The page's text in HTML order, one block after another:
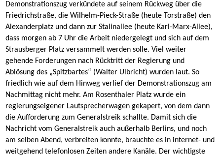
Demonstrationszug verkündete auf seinem Rückweg über die
Friedrichstraße, die Wilhelm-Pieck-Straße (heute Torstraße) den
Alexanderplatz und dann zur Stalinallee (heute Karl-Marx-Allee),
dass morgen ab 7 Uhr die Arbeit niedergelegt und sich auf dem
Strausberger Platz versammelt werden solle. Viel weiter
gehende Forderungen nach Rücktritt der Regierung und
Ablösung des „Spitzbartes“ (Walter Ulbricht) wurden laut. So
friedlich wie auf dem Hinweg verlief der Demonstrationszug am
Nachmittag nicht mehr. Am Rosenthaler Platz wurde ein
regierungseigener Lautsprecherwagen gekapert, von dem dann
die Aufforderung zum Generalstreik schallte. Damit sich die
Nachricht vom Generalstreik auch außerhalb Berlins, und noch
am selben Abend, verbreiten konnte, brauchte es in internet- und
weitgehend telefonlosen Zeiten andere Kanäle. Der wichtigste